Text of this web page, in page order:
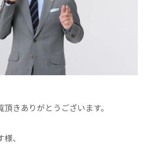
きありがとうございます。
、